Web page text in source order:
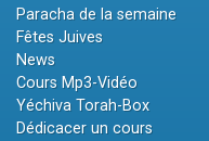
Paracha de la semaine
Fêtes Juives
News
Cours Mp3-Vidéo
Yéchiva Torah-Box
Dédicacer un cours